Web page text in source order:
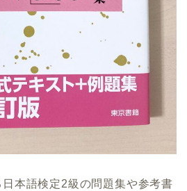
本語検定2級の問題集や参考書